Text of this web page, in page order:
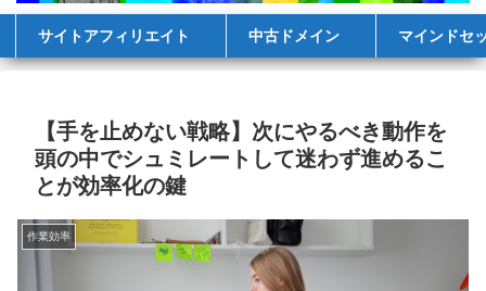
サイトアフィリエイト 中古ドメイン マインドセ
【手を止めない戦略】次にやるべき動作を
頭の中でシュミレートして迷わず進めるこ
とが効率化の鍵
作業効率